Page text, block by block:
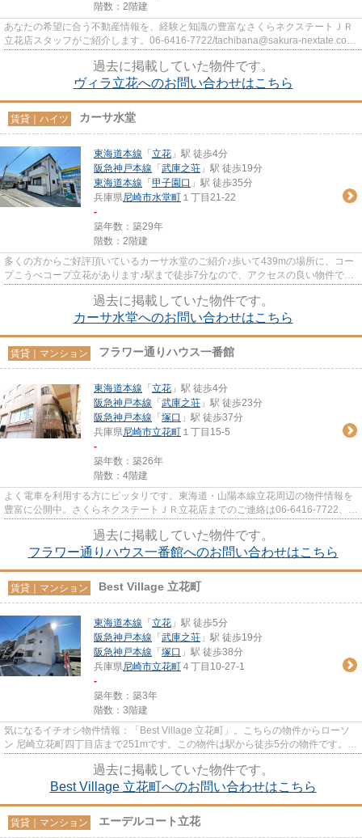
階数：2階建
あなたの希望に合う不動産情報を、経験と知識の豊富なさくらネクステートＪＲ
立花店スタッフがご紹介します。06-6416-7722/tachibana@sakura-nextate.com
過去に掲載していた物件です。
ヴィラ立花へのお問い合わせはこちら
賃貸｜ハイツ カーサ水堂
東海道本線 「 立花 」駅 徒歩4分
阪急神戸本線 「 武庫之荘 」駅 徒歩19分
東海道本線 「 甲子園口 」駅 徒歩35分
兵庫県尼崎市水堂町 １丁目21-22
-
築年数：築29年
階数：2階建
多くの方からご好評頂いているカーサ水堂のご紹介♪歩いて439mの場所に、コー
プこうべコープ立花があります♪駅まで徒歩7分なので、アクセスの良い物件です
過去に掲載していた物件です。
カーサ水堂へのお問い合わせはこちら
賃貸｜マンション フラワー通りハウス一番館
東海道本線 「 立花 」駅 徒歩4分
阪急神戸本線 「 武庫之荘 」駅 徒歩23分
阪急神戸本線 「 塚口 」駅 徒歩37分
兵庫県尼崎市立花町 １丁目15-5
-
築年数：築26年
階数：4階建
よく電車を利用する方にピッタリです。東海道・山陽本線立花周辺の物件情報を
豊富に公開中。さくらネクステートＪＲ立花店までのご連絡は06-6416-7722、
tachibana@sakura-nextate.com...
過去に掲載していた物件です。
フラワー通りハウス一番館へのお問い合わせはこちら
賃貸｜マンション Best Village 立花町
東海道本線 「 立花 」駅 徒歩5分
阪急神戸本線 「 武庫之荘 」駅 徒歩19分
阪急神戸本線 「 塚口 」駅 徒歩38分
兵庫県尼崎市立花町 ４丁目10-27-1
-
築年数：築3年
階数：3階建
気になるイチオシ物件情報：「Best Village 立花町」。こちらの物件からローソ
ン 尼崎立花町四丁目店まで251mです。この物件は駅から徒歩5分の物件です。こ
過去に掲載していた物件です。
Best Village 立花町へのお問い合わせはこちら
賃貸｜マンション エーデルコート立花